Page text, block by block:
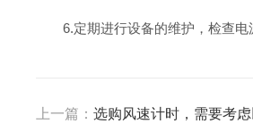
6.定期进行设备的维护，检查电
上一篇：选购风速计时，需要考